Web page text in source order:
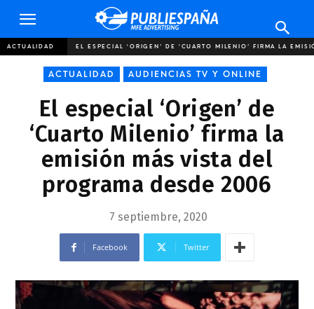
Publiespaña
ACTUALIDAD EL ESPECIAL ‘ORIGEN’ DE ‘CUARTO MILENIO’ FIRMA LA
ACTUALIDAD AUDIENCIAS TV Y ONLINE
El especial ‘Origen’ de
‘Cuarto Milenio’ firma la
emisión más vista del
programa desde 2006
7 septiembre, 2020
Facebook Twitter